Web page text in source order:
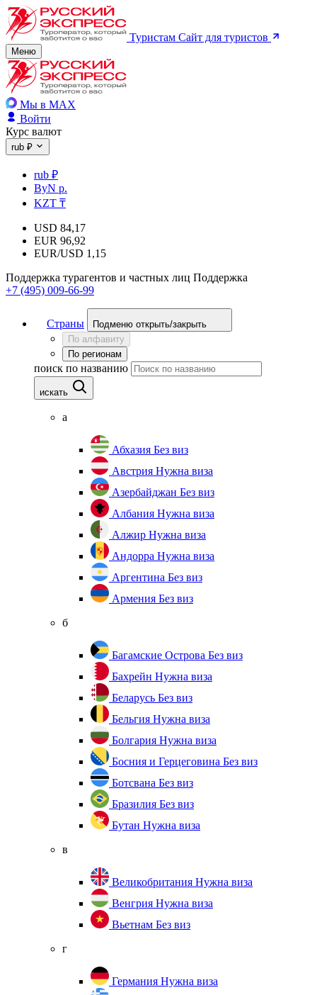
Туристам Сайт для туристов
Меню
Мы в MAX
Войти
Курс валют
rub ₽
rub ₽
ByN р.
KZT ₸
USD 84,17
EUR 96,92
EUR/USD 1,15
Поддержка турагентов и частных лиц Поддержка
+7 (495) 009-66-99
Страны
Подменю открыть/закрыть
По алфавиту
По регионам
поиск по названию
искать
а
Абхазия Без виз
Австрия Нужна виза
Азербайджан Без виз
Албания Нужна виза
Алжир Нужна виза
Андорра Нужна виза
Аргентина Без виз
Армения Без виз
б
Багамские Острова Без виз
Бахрейн Нужна виза
Беларусь Без виз
Бельгия Нужна виза
Болгария Нужна виза
Босния и Герцеговина Без виз
Ботсвана Без виз
Бразилия Без виз
Бутан Нужна виза
в
Великобритания Нужна виза
Венгрия Нужна виза
Вьетнам Без виз
г
Германия Нужна виза